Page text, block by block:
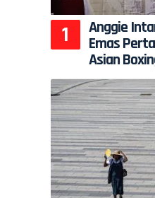
Anggie
Emas
Asian